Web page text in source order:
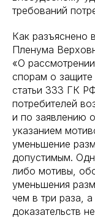
требований
Как разъяснено
Пленума
«О
спорам о защите
статьи 333 ГК
потребителей
и по заявлению
указанием
уменьшение
допустимым.
либо мотивы,
уменьшения
чем в три раза,
доказательств